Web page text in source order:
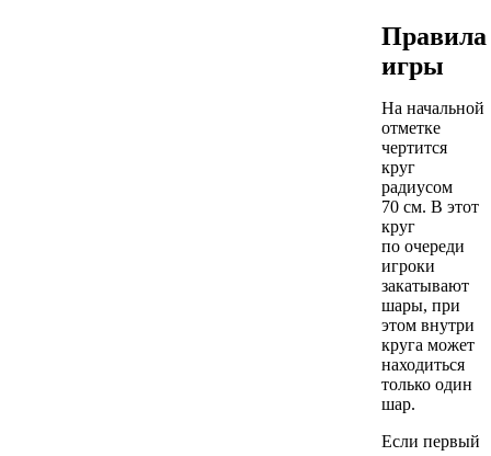
Правила
игры
На начальной
отметке
чертится
круг
радиусом
70 см. В этот
круг
по очереди
игроки
закатывают
шары, при
этом внутри
круга может
находиться
только один
шар.
Если первый